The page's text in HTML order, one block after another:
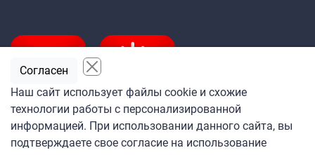
Подпишитесь
на ежедневную рассылку
Наш сайт использует файлы cookie и схожие
технологии работы с персонализированной
информацией. При использовании данного сайта, вы
подтверждаете свое согласие на использование
Согласен